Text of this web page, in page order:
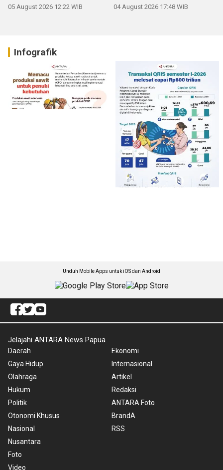
05 August 2026 12:22 WIB 04 August 2026 17:48 WIB
Infografik
Unduh Mobile Apps untuk iOS dan Android
Jelajahi ANTARA News Papua
Daerah
Gaya Hidup
Olahraga
Hukum
Politik
Otonomi Khusus
Nasional
Nusantara
Foto
Video
Ekonomi
Internasional
Artikel
Redaksi
ANTARA Foto
BrandA
RSS